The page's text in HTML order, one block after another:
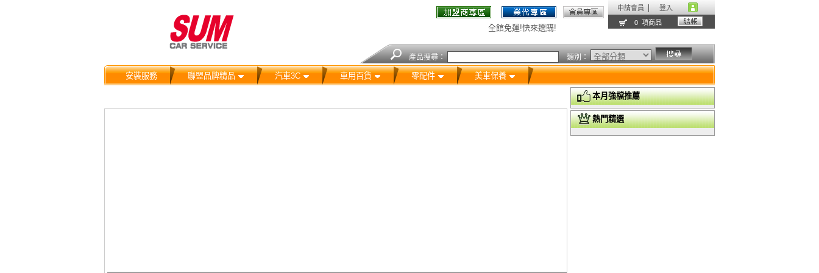
申請會員
登入
0 項商品
全館免運!快來選購!
產品搜尋： 類別：
安裝服務 聯盟品牌精品 汽車3C 車用百貨 零配件 美車保養
本月強檔推薦
熱門精選